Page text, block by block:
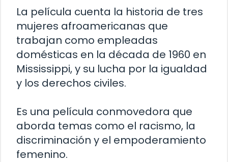
La película cuenta la historia de tres
mujeres afroamericanas que
trabajan como empleadas
domésticas en la década de 1960 en
Mississippi, y su lucha por la igualdad
y los derechos civiles.
Es una película conmovedora que
aborda temas como el racismo, la
discriminación y el empoderamiento
femenino.